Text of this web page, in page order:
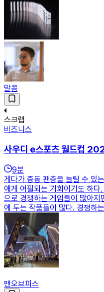
말콤
스크랩
비즈니스
사우디 e스포츠 월드컵
9분
게다가 중동 팬층을 늘릴 수 있
에게 어필되는 기회이기도 하다
으로 경쟁하는 게임들이 많아
에 두는 작품들이 많다. 경쟁하
맨오브피스